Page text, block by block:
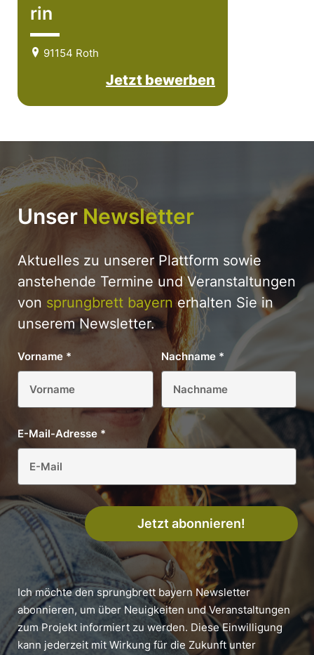
rin
91154 Roth
Jetzt bewerben
Unser Newsletter
Aktuelles zu unserer Plattform sowie
anstehende Termine und Veranstaltungen
von sprungbrett bayernerhalten Sie in
unserem Newsletter.
Vorname * Nachname *
E-Mail-Adresse *
Jetzt abonnieren!
Ich möchte den sprungbrett bayern Newsletter
abonnieren, um über Neuigkeiten und Veranstaltungen
zum Projekt informiert zu werden. Diese Einwilligung
kann jederzeit mit Wirkung für die Zukunft unter